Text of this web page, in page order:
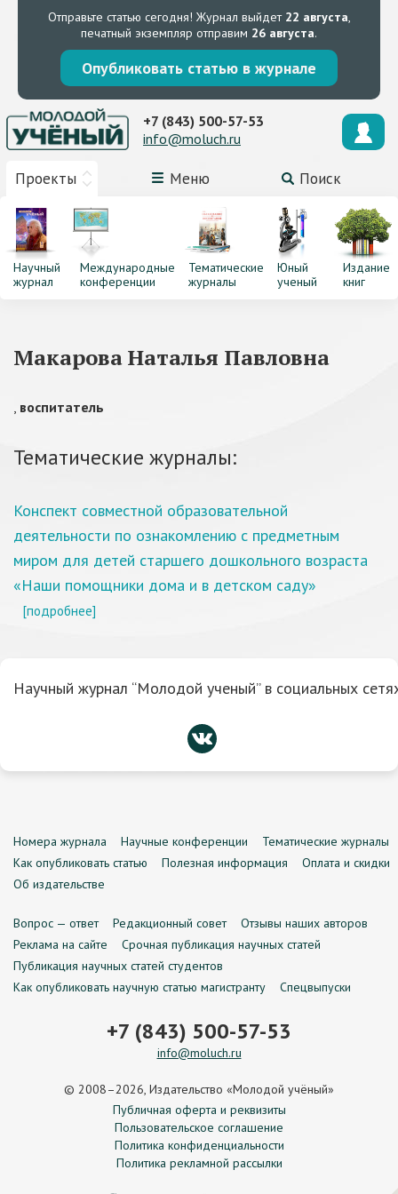
Отправьте статью сегодня! Журнал выйдет 22 августа,
печатный экземпляр отправим 26 августа.
Опубликовать статью в журнале
Проекты Меню Поиск
+7 (843) 500-57-53
info@moluch.ru
Научный
журнал
Международные
конференции
Тематические
журналы
Юный
ученый
Издание
книг
Макарова Наталья Павловна
, воспитатель
Тематические журналы:
Конспект совместной образовательной
деятельности по ознакомлению с предметным
миром для детей старшего дошкольного возраста
«Наши помощники дома и в детском саду»
[подробнее]
Научный журнал “Молодой ученый” в социальных
Номера журнала Научные конференции
Тематические журналы
Как опубликовать статью
Полезная информация
Оплата и скидки
Об издательстве
Вопрос — ответ Редакционный совет
Отзывы наших авторов
Реклама на сайте
Срочная публикация научных статей
Публикация научных статей студентов
Как опубликовать научную статью магистранту
Спецвыпуски
+7 (843) 500-57-53
info@moluch.ru
© 2008–2026, Издательство «Молодой учёный»
Публичная оферта и реквизиты
Пользовательское соглашение
Политика конфиденциальности
Политика рекламной рассылки